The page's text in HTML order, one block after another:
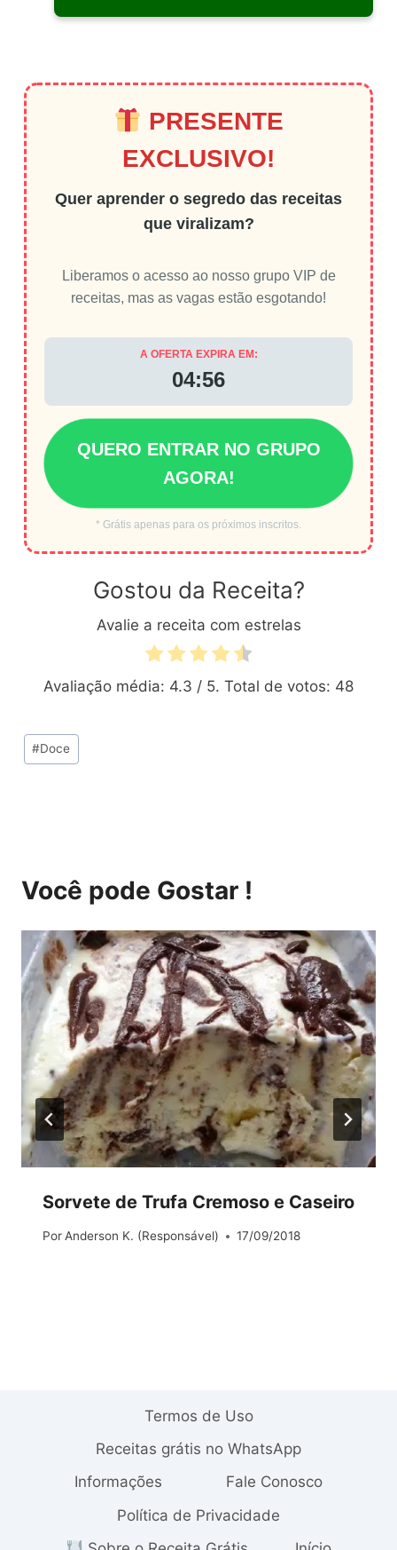
PRESENTE
EXCLUSIVO!
Quer aprender o segredo das receitas
que viralizam?
Liberamos o acesso ao nosso grupo VIP de
receitas, mas as vagas estão esgotando!
A OFERTA EXPIRA EM:
04:56
QUERO ENTRAR NO GRUPO
AGORA!
* Grátis apenas para os próximos inscritos.
Gostou da Receita?
Avalie a receita com estrelas
Avaliação média: 4.3 / 5. Total de votos: 48
Tags
do
#Doce
Você pode Gostar !
Sorvete de Trufa Cremoso e Caseiro
Por Anderson K. (Responsável) 17/09/2018
Termos de Uso
Receitas grátis no WhatsApp
Informações
Fale Conosco
Política de Privacidade